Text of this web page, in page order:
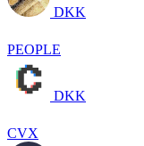
DKK
PEOPLE
DKK
CVX